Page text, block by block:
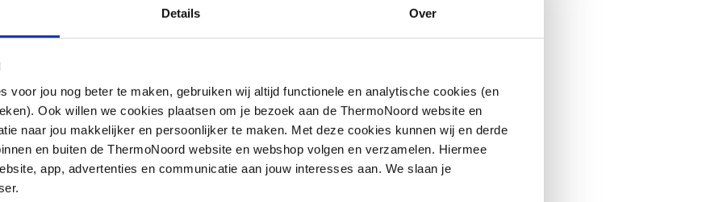
Details Over
voor jou nog beter te maken, gebruiken wij altijd functionele en analytische cookies (en
Ook willen we cookies plaatsen om je bezoek aan de ThermoNoord website en
naar jou makkelijker en persoonlijker te maken. Met deze cookies kunnen wij en derde
en buiten de ThermoNoord website en webshop volgen en verzamelen. Hiermee
app, advertenties en communicatie aan jouw interesses aan. We slaan je